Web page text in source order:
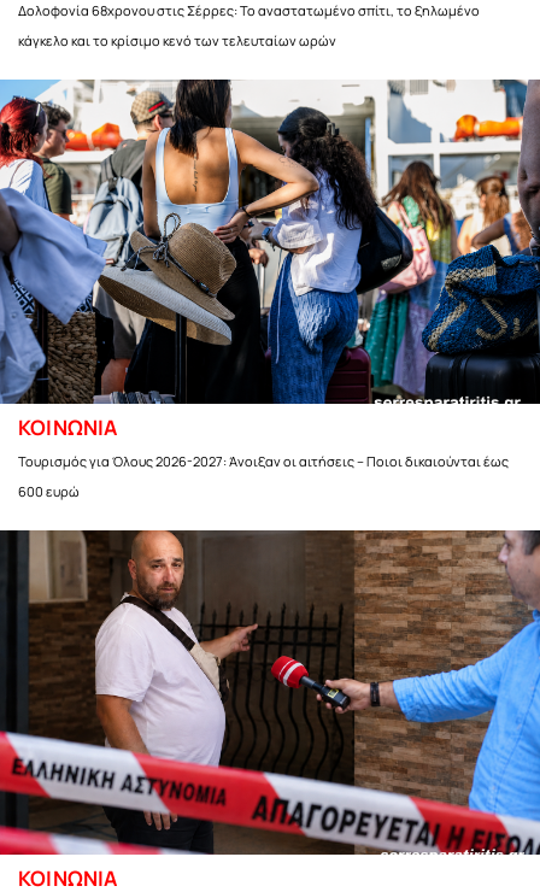
Δολοφονία 68χρονου στις Σέρρες: Το αναστατωμένο σπίτι, το ξηλωμένο
κάγκελο και το κρίσιμο κενό των τελευταίων ωρών
ΚΟΙΝΩΝΙΑ
Τουρισμός για Όλους 2026-2027: Άνοιξαν οι αιτήσεις – Ποιοι δικαιούνται έως
600 ευρώ
ΚΟΙΝΩΝΙΑ